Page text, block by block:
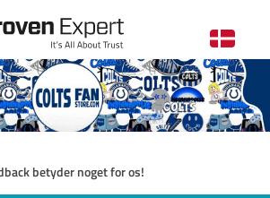
betyder noget for os!